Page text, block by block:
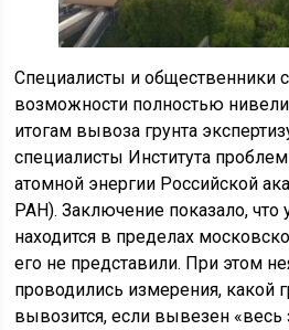
Специалисты и общественники
возможности полностью
итогам вывоза грунта
специалисты Института
атомной энергии Российской
РАН). Заключение показало, что
находится в пределах
его не представили. При этом
проводились измерения, какой
вывозится, если вывезен «весь